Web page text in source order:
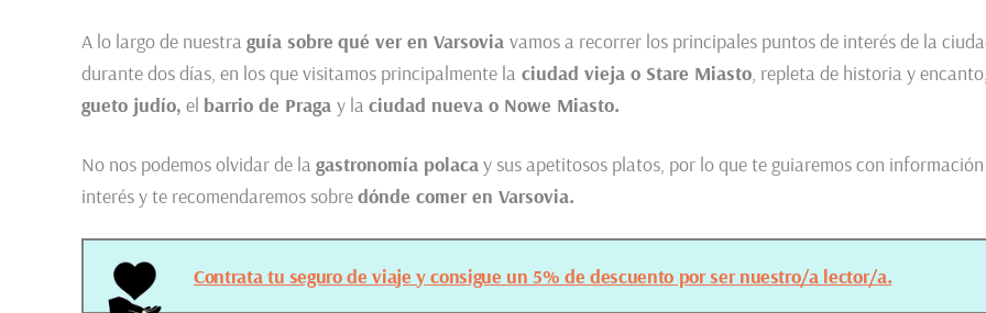
A lo largo de nuestra guía sobre qué ver en Varsovia vamos a recorrer los principales puntos de interés de la
durante dos días, en los que visitamos principalmente la ciudad vieja o Stare Miasto, repleta de historia y
gueto judío, el barrio de Praga y la ciudad nueva o Nowe Miasto.
No nos podemos olvidar de la gastronomía polacay sus apetitosos platos, por lo que te guiaremos con
interés y te recomendaremos sobredónde comer en Varsovia.
Contrata tu seguro de viaje y consigue un 5% de descuento por ser nuestro/a lector/a.